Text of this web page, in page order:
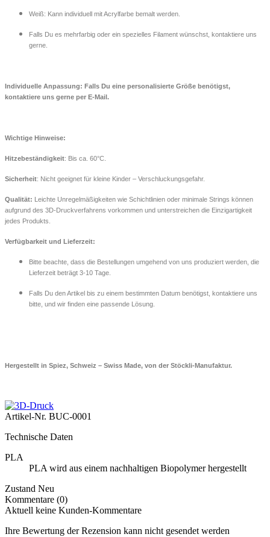
Weiß: Kann individuell mit Acrylfarbe bemalt werden.
Falls Du es mehrfarbig oder ein spezielles Filament wünschst, kontaktiere uns
gerne.
Individuelle Anpassung: Falls Du eine personalisierte Größe benötigst,
kontaktiere uns gerne per E-Mail.
Wichtige Hinweise:
Hitzebeständigkeit: Bis ca. 60°C.
Sicherheit: Nicht geeignet für kleine Kinder – Verschluckungsgefahr.
Qualität: Leichte Unregelmäßigkeiten wie Schichtlinien oder minimale Strings können
aufgrund des 3D-Druckverfahrens vorkommen und unterstreichen die Einzigartigkeit
jedes Produkts.
Verfügbarkeit und Lieferzeit:
Bitte beachte, dass die Bestellungen umgehend von uns produziert werden, die
Lieferzeit beträgt 3-10 Tage.
Falls Du den Artikel bis zu einem bestimmten Datum benötigst, kontaktiere uns
bitte, und wir finden eine passende Lösung.
Hergestellt in Spiez, Schweiz – Swiss Made, von der Stöckli-Manufaktur.
Artikel-Nr. BUC-0001
Technische Daten
PLA
PLA wird aus einem nachhaltigen Biopolymer hergestellt
Zustand Neu
Kommentare (0)
Aktuell keine Kunden-Kommentare
Ihre Bewertung der Rezension kann nicht gesendet werden